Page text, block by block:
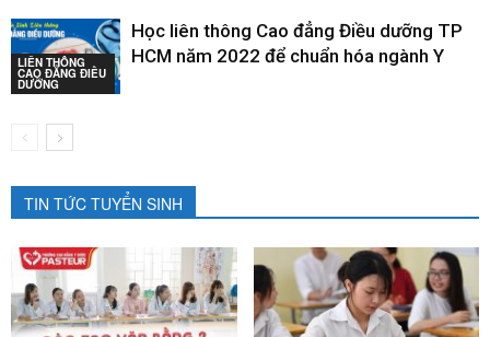
LIÊN THÔNG
CAO ĐẲNG ĐIỀU
DƯỠNG
Học liên thông Cao đẳng Điều dưỡng TP
HCM năm 2022 để chuẩn hóa ngành Y
TIN TỨC TUYỂN SINH